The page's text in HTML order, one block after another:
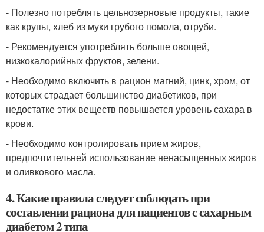
- Полезно потреблять цельнозерновые продукты, такие
как крупы, хлеб из муки грубого помола, отруби.
- Рекомендуется употреблять больше овощей,
низкокалорийных фруктов, зелени.
- Необходимо включить в рацион магний, цинк, хром, от
которых страдает большинство диабетиков, при
недостатке этих веществ повышается уровень сахара в
крови.
- Необходимо контролировать прием жиров,
предпочтительней использование ненасыщенных жиров
и оливкового масла.
4. Какие правила следует соблюдать при
составлении рациона для пациентов с сахарным
диабетом 2 типа